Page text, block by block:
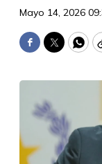
Mayo 14, 2026
Facebook
Twitter